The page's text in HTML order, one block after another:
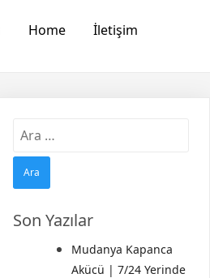
Home İletişim
Arama:
Son Yazılar
Mudanya Kapanca
Akücü | 7/24 Yerinde